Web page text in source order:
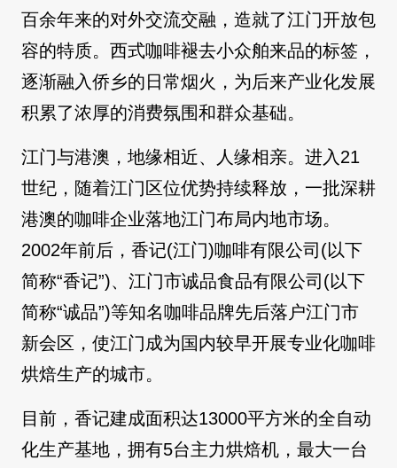
百余年来的对外交流交融，造就了江门开放包
容的特质。西式咖啡褪去小众舶来品的标签，
逐渐融入侨乡的日常烟火，为后来产业化发展
积累了浓厚的消费氛围和群众基础。
江门与港澳，地缘相近、人缘相亲。进入21
世纪，随着江门区位优势持续释放，一批深耕
港澳的咖啡企业落地江门布局内地市场。
2002年前后，香记(江门)咖啡有限公司(以下
简称“香记”)、江门市诚品食品有限公司(以下
简称“诚品”)等知名咖啡品牌先后落户江门市
新会区，使江门成为国内较早开展专业化咖啡
烘焙生产的城市。
目前，香记建成面积达13000平方米的全自动
化生产基地，拥有5台主力烘焙机，最大一台